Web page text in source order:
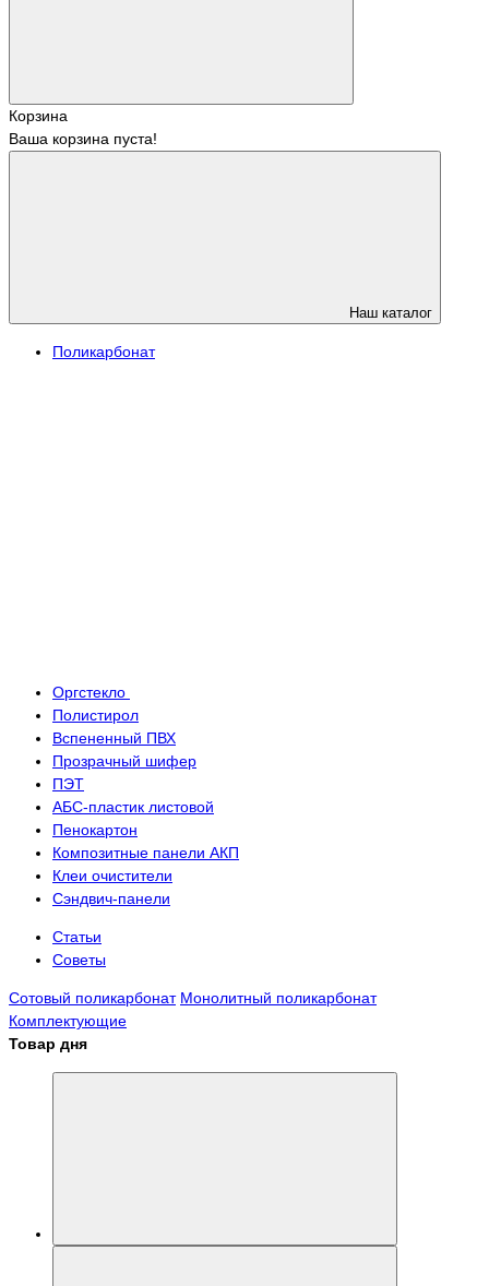
Корзина
Ваша корзина пуста!
Наш каталог
Поликарбонат
Оргстекло
Полистирол
Вспененный ПВХ
Прозрачный шифер
ПЭТ
АБС-пластик листовой
Пенокартон
Композитные панели АКП
Клеи очистители
Сэндвич-панели
Статьи
Советы
Сотовый поликарбонат Монолитный поликарбонат
Комплектующие
Товар дня